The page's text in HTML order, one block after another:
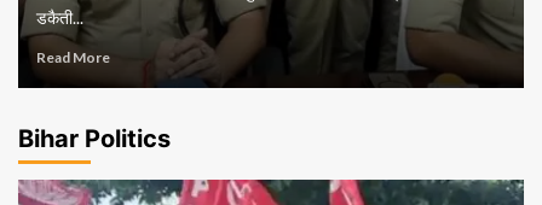
डकैती...
Read More
Bihar Politics